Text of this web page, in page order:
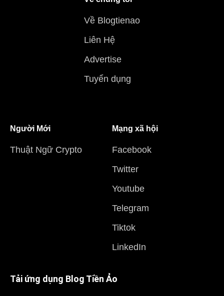
Về Blogtienao
Liên Hệ
Advertise
Tuyển dụng
Người Mới
Thuật Ngữ Crypto
Mạng xã hội
Facebook
Twitter
Youtube
Telegram
Tiktok
LinkedIn
Tải ứng dụng Blog Tiền Ảo